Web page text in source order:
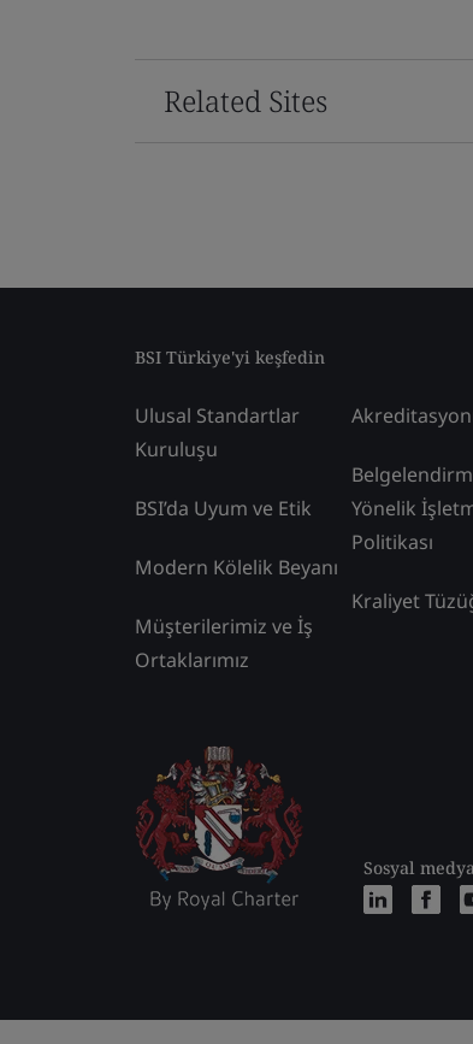
Related Sites
BSI Türkiye'yi keşfedin
Ulusal Standartlar
Kuruluşu
BSI’da Uyum ve Etik
Modern Kölelik Beyanı
Müşterilerimiz ve İş
Ortaklarımız
Yönelik
Politikası
Kraliyet
Sosyal